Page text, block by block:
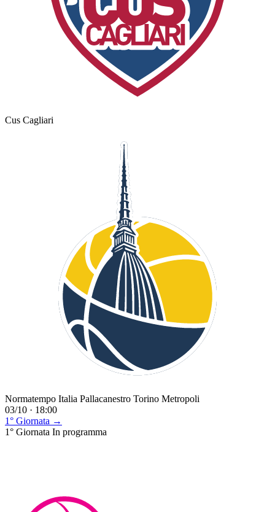
Cus Cagliari
Normatempo Italia Pallacanestro Torino Metropoli
03/10 · 18:00
1° Giornata →
1° Giornata In programma